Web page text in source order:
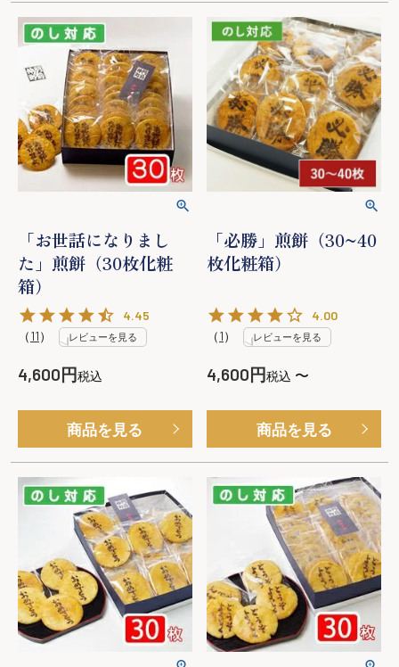
「お世話になりまし
た」煎餅（30枚化粧
箱）
4.45
（11） レビューを見る
4,600 税込
商品を見る
「必勝」煎餅（30~40
枚化粧箱）
4.00
（1） レビューを見る
4,600 税込 〜
商品を見る